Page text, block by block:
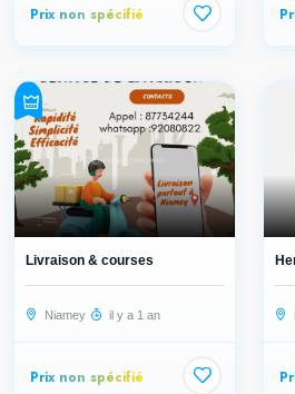
Prix non spécifié
Livraison & courses
Niamey il y a 1 an
Prix non spécifié